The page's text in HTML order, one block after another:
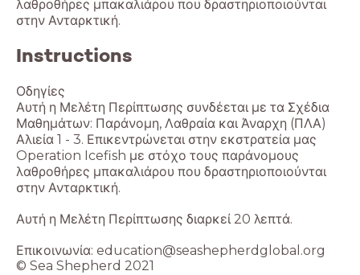
λαθροθήρες μπακαλιάρου που δραστηριοποιούνται
Instructions
Οδηγίες
Αυτή η Μελέτη Περίπτωσης συνδέεται με τα Σχέδια
Μαθημάτων: Παράνομη, Λαθραία και Άναρχη (ΠΛΑ)
Αλιεία 1 - 3. Επικεντρώνεται στην εκστρατεία μας
Operation Icefish με στόχο τους παράνομους
λαθροθήρες μπακαλιάρου που δραστηριοποιούνται
στην Ανταρκτική.
Αυτή η Μελέτη Περίπτωσης διαρκεί 20 λεπτά.
Επικοινωνία: education@seashepherdglobal.org
© Sea Shepherd 2021